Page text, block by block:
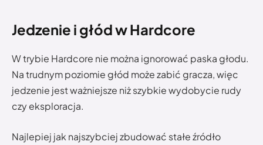
Jedzenie i głód w Hardcore
W trybie Hardcore nie można ignorować paska głodu.
Na trudnym poziomie głód może zabić gracza, więc
jedzenie jest ważniejsze niż szybkie wydobycie rudy
czy eksploracja.
Najlepiej jak najszybciej zbudować stałe źródło